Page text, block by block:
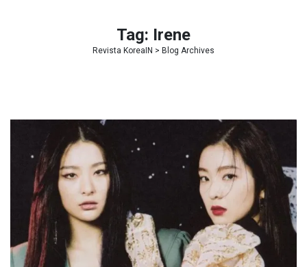
Tag: Irene
Revista KoreaIN > Blog Archives